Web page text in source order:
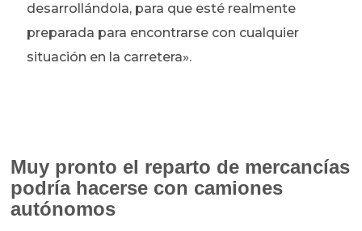
desarrollándola, para que esté realmente
preparada para encontrarse con cualquier
situación en la carretera».
Muy pronto el reparto de mercancías
podría hacerse con camiones
autónomos